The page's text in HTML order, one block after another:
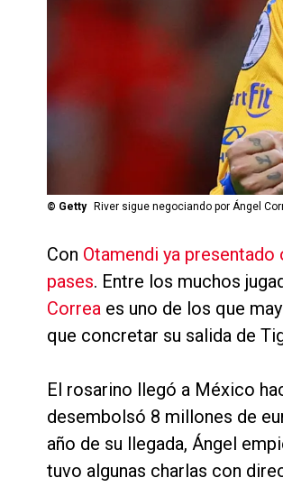
© Getty River sigue negociando por Ángel
Con Otamendi ya
pases. Entre los muchos
Correa es uno de los que
que concretar su salida de
El rosarino llegó a México
desembolsó 8 millones de
año de su llegada, Ángel
tuvo algunas charlas con